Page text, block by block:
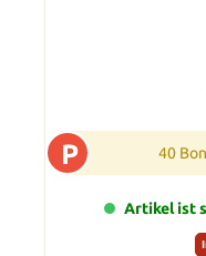
P 40
Artikel ist